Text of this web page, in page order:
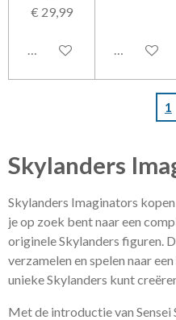
€ 29,99
Houd mij op de hoogte
Houd mij
1
Skylanders
Skylanders Imaginators
je op zoek bent naar een
originele Skylanders figuren.
verzamelen en spelen naar
unieke Skylanders kunt
Met de introductie van